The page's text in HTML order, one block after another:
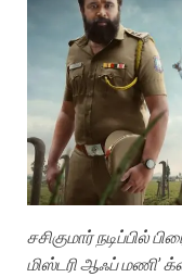
சசிகுமார் நடிப்பில்
மிஸ்டரி ஆஃப் மணி’